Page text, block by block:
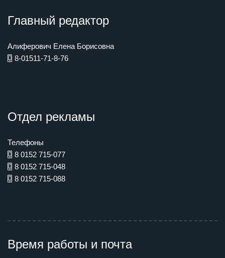
Главный редактор
Алиферович Елена Борисовна
8-01511-71-8-76
Отдел рекламы
Телефоны
8 0152 715-077
8 0152 715-048
8 0152 715-088
Время работы и почта